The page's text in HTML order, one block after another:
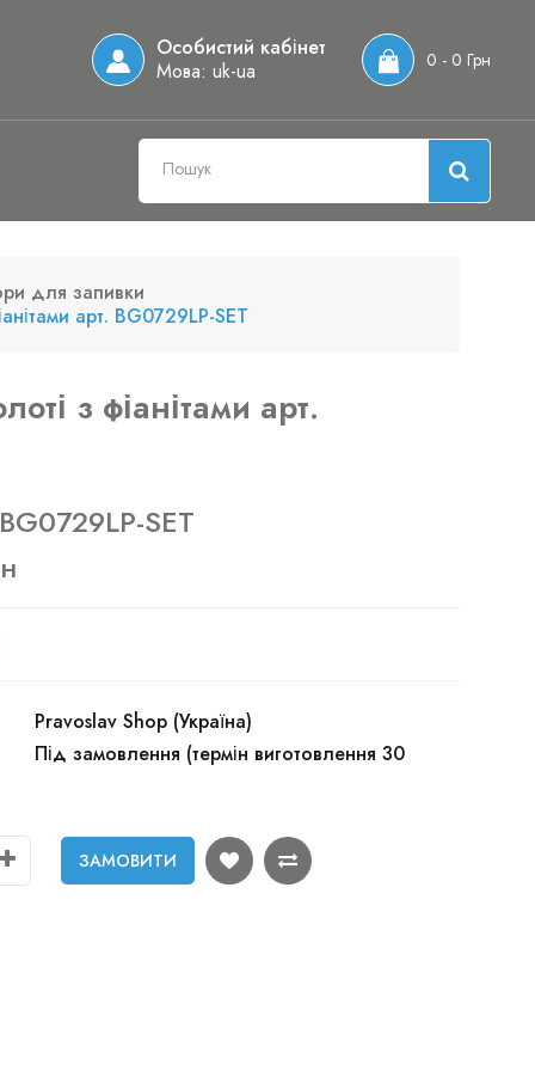
Особистий кабінет
Мова: uk-ua 0 - 0 Грн
для запивки
арт. BG0729LP-SET
з фіанітами арт.
SET
Pravoslav Shop (Україна)
Під замовлення (термін виготовлення 30
ЗАМОВИТИ